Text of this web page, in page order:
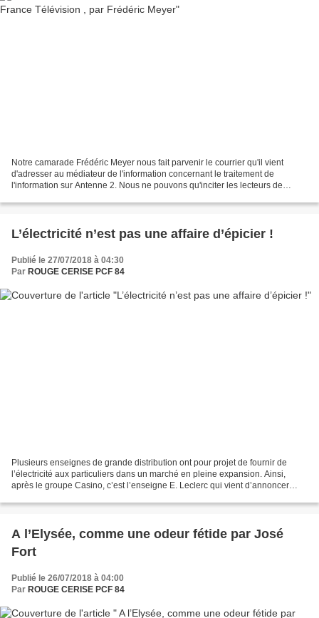
Notre camarade Frédéric Meyer nous fait parvenir le courrier qu'il vient
d'adresser au médiateur de l'information concernant le traitement de
l'information sur Antenne 2. Nous ne pouvons qu'inciter les lecteurs de
L’électricité n’est pas une affaire d’épicier !
Publié le 27/07/2018 à 04:30
Par ROUGE CERISE PCF 84
Plusieurs enseignes de grande distribution ont pour projet de fournir de
l’électricité aux particuliers dans un marché en pleine expansion. Ainsi,
après le groupe Casino, c’est l’enseigne E. Leclerc qui vient d’annoncer
A l’Elysée, comme une odeur fétide par José
Fort
Publié le 26/07/2018 à 04:00
Par ROUGE CERISE PCF 84